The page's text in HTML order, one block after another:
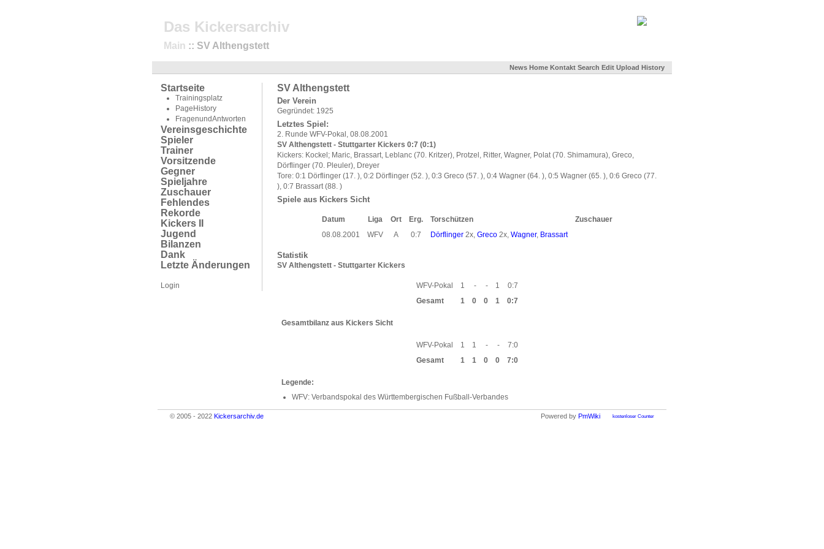
Das Kickersarchiv
Main :: SV Althengstett
News Home Kontakt Search Edit Upload History
Startseite
Trainingsplatz
PageHistory
FragenundAntworten
Vereinsgeschichte
Spieler
Trainer
Vorsitzende
Gegner
Spieljahre
Zuschauer
Fehlendes
Rekorde
Kickers II
Jugend
Bilanzen
Dank
Letzte Änderungen
Login
SV Althengstett
Der Verein
Gegründet: 1925
Letztes Spiel:
2. Runde WFV-Pokal, 08.08.2001
SV Althengstett - Stuttgarter Kickers 0:7 (0:1)
Kickers: Kockel; Maric, Brassart, Leblanc (70. Kritzer), Protzel, Ritter, Wagner, Polat (70. Shimamura), Greco,
Dörflinger (70. Pleuler), Dreyer
Tore: 0:1 Dörflinger (17. ), 0:2 Dörflinger (52. ), 0:3 Greco (57. ), 0:4 Wagner (64. ), 0:5 Wagner (65. ), 0:6 Greco (77.
), 0:7 Brassart (88. )
Spiele aus Kickers Sicht
Datum Liga Ort Erg. Torschützen
Zuschauer
08.08.2001
WFV A 0:7 Dörflinger 2x, Greco 2x, Wagner, Brassart
Statistik
SV Althengstett - Stuttgarter Kickers
WFV-Pokal 1 - - 1
0:7
Gesamt
1 0 0 1 0:7
Gesamtbilanz aus Kickers Sicht
WFV-Pokal 1 1 - -
7:0
Gesamt
1 1 0 0 7:0
Legende:
WFV: Verbandspokal des Württembergischen Fußball-Verbandes
© 2005 - 2022 Kickersarchiv.de kostenloser Counter
Powered by PmWiki